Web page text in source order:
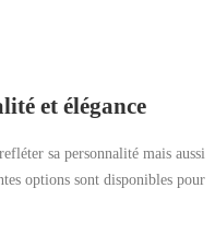
et élégance
sa personnalité mais aussi
options sont disponibles pour